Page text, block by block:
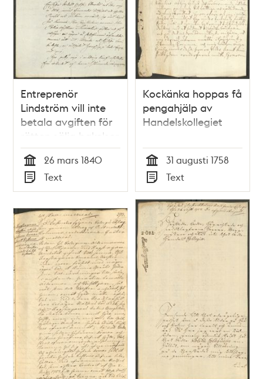
Entreprenör
Lindström vill inte
betala avgiften för
rätten sälja bakelser
Tid
26 mars 1840
Typ
Text
Kockänka hoppas få
pengahjälp av
Handelskollegiet
Tid
31 augusti 1758
Typ
Text